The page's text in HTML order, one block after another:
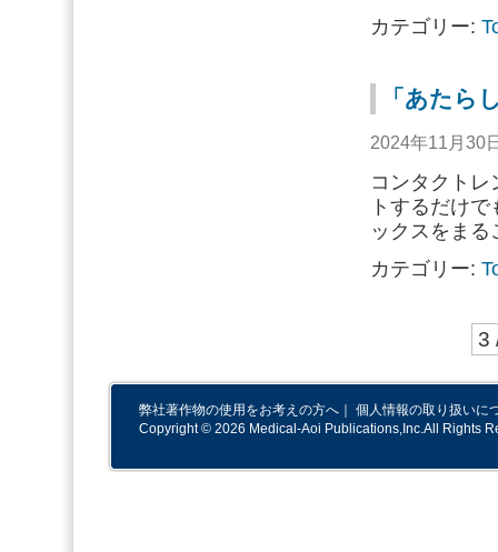
カテゴリー:
「あたら
2024年11月30
コンタクト
トするだけ
ックスをま
カテゴリー:
3
弊社著作物の使用をお考えの方へ
個人情報の取り扱いに
Copyright © 2026 Medical-Aoi Publications,Inc.All Rights